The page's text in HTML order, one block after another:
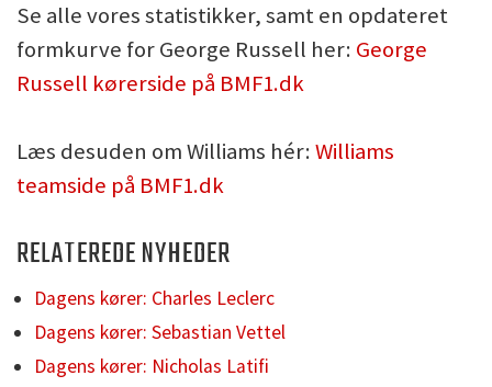
Se alle vores statistikker, samt en opdateret
formkurve for George Russell her: George
Russell kørerside på BMF1.dk
Læs desuden om Williams hér:Williams
teamside på BMF1.dk
RELATEREDE NYHEDER
Dagens kører: Charles Leclerc
Dagens kører: Sebastian Vettel
Dagens kører: Nicholas Latifi